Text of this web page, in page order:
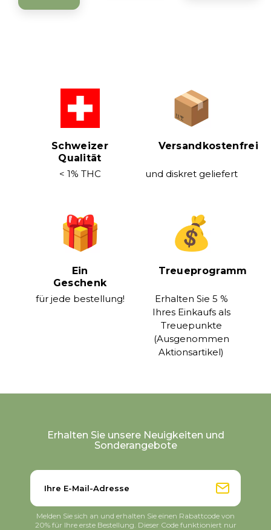
Schweizer
Qualität
< 1% THC
Versandkostenfrei
und diskret geliefert
Ein
Geschenk
für jede bestellung!
Treueprogramm
Erhalten Sie 5 %
Ihres Einkaufs als
Treuepunkte
(Ausgenommen
Aktionsartikel)
Erhalten Sie unsere Neuigkeiten und
Sonderangebote
Melden Sie sich an und erhalten Sie einen Rabattcode von
20% für Ihre erste Bestellung. Dieser Code funktioniert nur